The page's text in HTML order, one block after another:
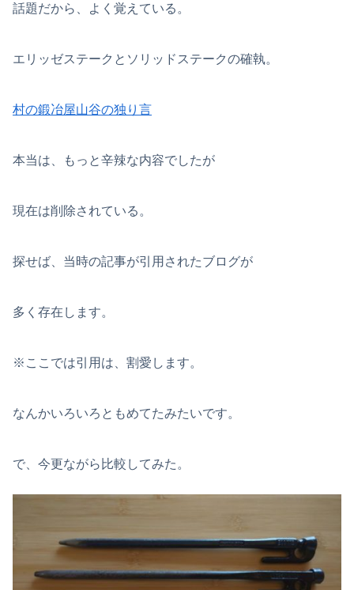
話題だから、よく覚えている。
エリッゼステークとソリッドステークの確執。
村の鍛冶屋山谷の独り言
本当は、もっと辛辣な内容でしたが
現在は削除されている。
探せば、当時の記事が引用されたブログが
多く存在します。
※ここでは引用は、割愛します。
なんかいろいろともめてたみたいです。
で、今更ながら比較してみた。